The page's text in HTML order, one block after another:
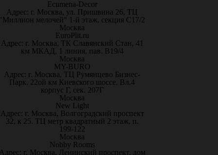
Ecumena-Decor
Адрес: г. Москва, ул. Пришвина 26, ТЦ
мелочей" 1-й этаж, секция С17/2
Москва
EuroPlit.ru
Адрес: г. Москва, ТК Славянский Стан, 41
км МКАД, 1 линия, пав. В19/4
Москва
MY-BURO
Адрес: г. Москва, ТЦ Румянцево Бизнес-
Парк. 22ой км Киевского шоссе. Вл.4
корпус Г, сек. 207Г
Москва
New Light
Адрес: г. Москва, Волгоградский проспект
32, к 25. ТЦ метр квадратный 2 этаж, п.
199-122
Москва
Nobby Rooms
г. Москва, Ленинский проспект, дом